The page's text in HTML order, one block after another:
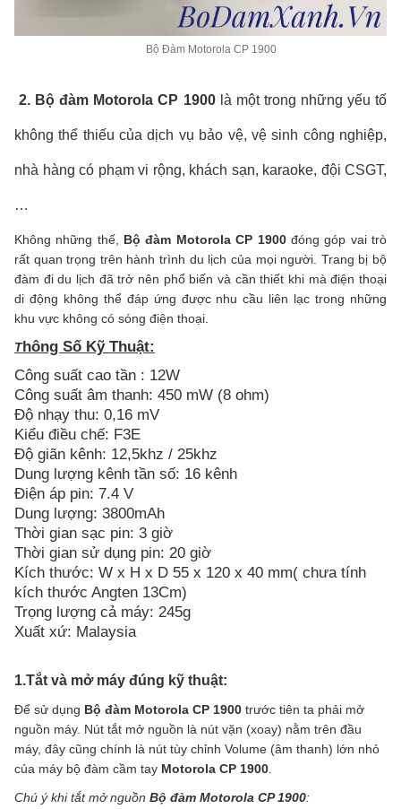
Bộ Đàm Motorola CP 1900
2. Bộ đàm Motorola CP 1900là một trong những yếu tố
không thể thiếu của dịch vụ bảo vệ, vệ sinh công nghiệp,
nhà hàng có phạm vi rộng, khách sạn, karaoke, đội CSGT,
…
Không những thế, Bộ đàm Motorola CP 1900đóng góp vai trò
rất quan trọng trên hành trình du lịch của mọi người. Trang bị bộ
đàm đi du lịch đã trở nên phổ biến và cần thiết khi mà điện thoại
di động không thể đáp ứng được nhu cầu liên lạc trong những
khu vực không có sóng điện thoại.​
Thông Số Kỹ Thuật:
Công suất cao tần : 12W
Công suất âm thanh: 450 mW (8 ohm)
Độ nhạy thu: 0,16 mV
Kiểu điều chế: F3E
Độ giãn kênh: 12,5khz / 25khz
Dung lượng kênh tần số: 16 kênh
Điện áp pin: 7.4 V
Dung lượng: 3800mAh
Thời gian sạc pin: 3 giờ
Thời gian sử dụng pin: 20 giờ
Kích thước: W x H x D 55 x 120 x 40 mm( chưa tính
kích thước Angten 13Cm)
Trọng lượng cả máy: 245g
Xuất xứ: Malaysia
1.Tắt và mở máy đúng kỹ thuật:
Để sử dụng Bộ đàm Motorola CP 1900 trước tiên ta phải mở
nguồn máy. Nút tắt mở nguồn là nút vặn (xoay) nằm trên đầu
máy, đây cũng chính là nút tùy chỉnh Volume (âm thanh) lớn nhỏ
của máy bộ đàm cầm tay Motorola CP 1900.
Chú ý khi tắt mở nguồn Bộ đàm Motorola CP 1900: